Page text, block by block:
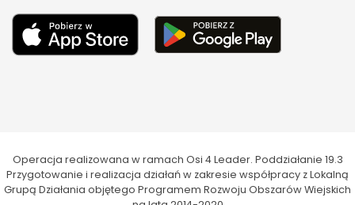
Operacja realizowana w ramach Osi 4 Leader. Poddziałanie 19.3
Przygotowanie i realizacja działań w zakresie współpracy z Lokalną
Grupą Działania objętego Programem Rozwoju Obszarów Wiejskich